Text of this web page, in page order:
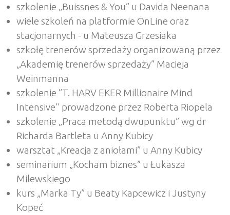
szkolenie „Buissnes & You” u Davida Neenana
wiele szkoleń na platformie OnLine oraz
stacjonarnych - u Mateusza Grzesiaka
szkołę trenerów sprzedaży organizowaną przez
„Akademię trenerów sprzedaży” Macieja
Weinmanna
szkolenie ”T. HARV EKER Millionaire Mind
Intensive" prowadzone przez Roberta Riopela
szkolenie „Praca metodą dwupunktu” wg dr
Richarda Bartleta u Anny Kubicy
warsztat „Kreacja z aniołami” u Anny Kubicy
seminarium „Kocham biznes” u Łukasza
Milewskiego
kurs „Marka Ty” u Beaty Kapcewicz i Justyny
Kopeć